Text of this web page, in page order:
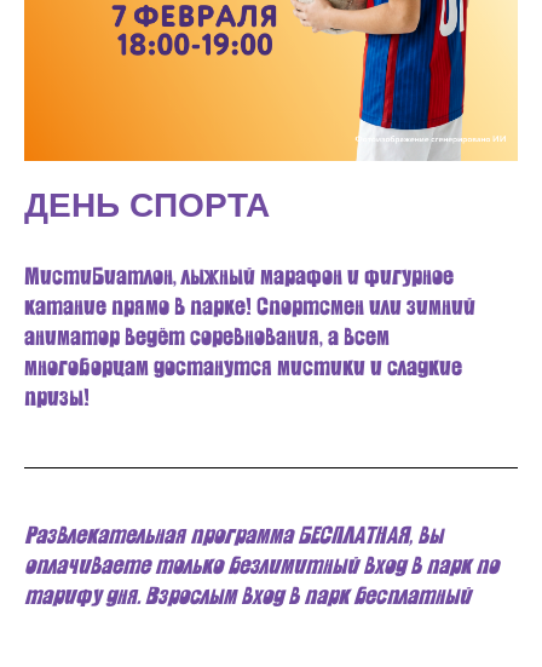
ДЕНЬ СПОРТА
МистиБиатлон, лыжный марафон и фигурное
катание прямо в парке! Спортсмен или зимний
аниматор ведёт соревнования, а всем
многоборцам достанутся мистики и сладкие
призы!
Развлекательная программа БЕСПЛАТНАЯ, вы
оплачиваете только безлимитный вход в парк по
тарифу дня. Взрослым вход в парк бесплатный